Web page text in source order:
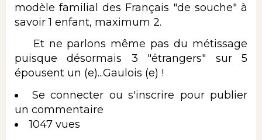
modèle familial des Français "de souche" à
savoir 1 enfant, maximum 2.
Et ne parlons même pas du métissage
puisque désormais 3 "étrangers" sur 5
épousent un (e)...Gaulois (e) !
Se connecter ou s'inscrire pour publier
un commentaire
1047 vues